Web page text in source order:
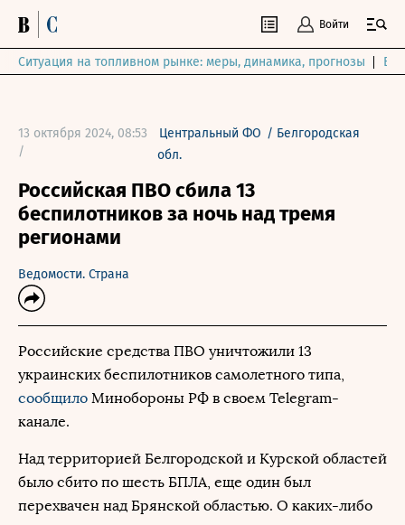
Войти
Ситуация на топливном рынке: меры, динамика, прогнозы
13 октября 2024, 08:53
/
Центральный ФО / Белгородская
обл.
Российская ПВО сбила 13
беспилотников за ночь над тремя
регионами
Ведомости. Страна
Российские средства ПВО уничтожили 13
украинских беспилотников самолетного типа,
сообщило Минобороны РФ в своем Telegram-
канале.
Над территорией Белгородской и Курской областей
было сбито по шесть БПЛА, еще один был
перехвачен над Брянской областью. О каких-либо